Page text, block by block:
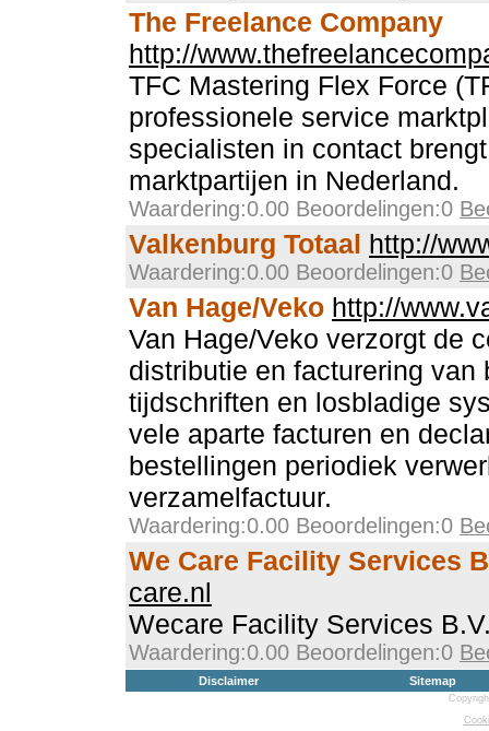
The Freelance Company
http://
TFC Mastering Flex Force
professionele service
specialisten in contact
marktpartijen in Nederland.
Waardering:0.00 Beoordelingen:0
Valkenburg Totaal http://
Waardering:0.00 Beoordelingen:0
Van Hage/Veko http://
Van Hage/Veko verzorgt de
distributie en facturering van
tijdschriften en losbladige
vele aparte facturen en
bestellingen periodiek
verzamelfactuur.
Waardering:0.00 Beoordelingen:0
We Care Facility Services
care.nl
Wecare Facility Services
Waardering:0.00 Beoordelingen:0
Disclaimer Sitemap